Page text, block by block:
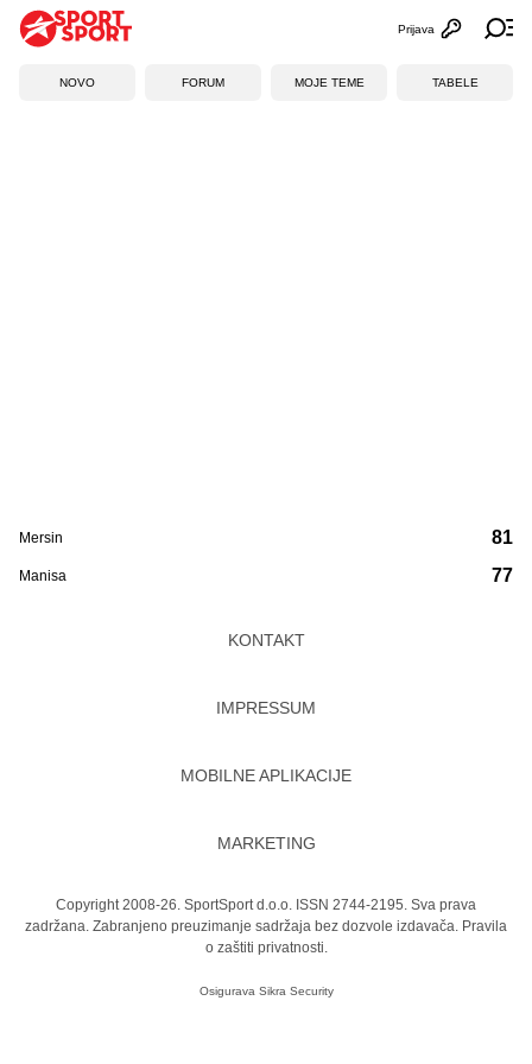
Otvori
Prijava
NOVO FORUM MOJE TEME TABELE
Mersin
Manisa
81
77
KONTAKT
IMPRESSUM
MOBILNE APLIKACIJE
MARKETING
Copyright 2008-26. SportSport d.o.o. ISSN 2744-2195. Sva prava
zadržana. Zabranjeno preuzimanje sadržaja bez dozvole izdavača. Pravila
o zaštiti privatnosti.
Osigurava Sikra Security